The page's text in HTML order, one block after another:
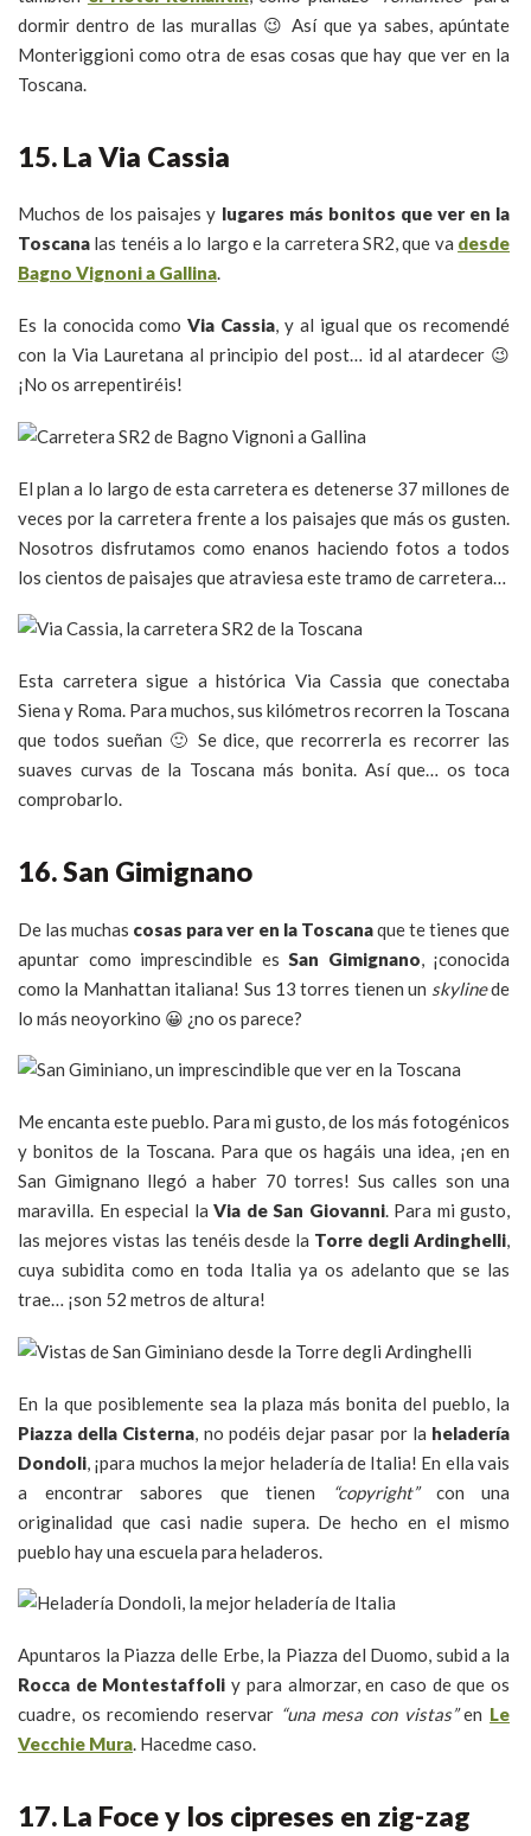
dormir dentro de las murallas 😉 Así que ya sabes, apúntate
Monteriggioni como otra de esas cosas que hay que ver en la
Toscana.
15. La Via Cassia
Muchos de los paisajes y lugares más bonitos que ver en la
Toscana las tenéis a lo largo e la carretera SR2, que va desde
Bagno Vignoni a Gallina.
Es la conocida comoVia Cassia, y al igual que os recomendé
con la Via Lauretana al principio del post… id al atardecer 😉
¡No os arrepentiréis!
El plan a lo largo de esta carretera es detenerse 37 millones de
veces por la carretera frente a los paisajes que más os gusten.
Nosotros disfrutamos como enanos haciendo fotos a todos
los cientos de paisajes que atraviesa este tramo de carretera…
Esta carretera sigue a histórica Via Cassia que conectaba
Siena y Roma. Para muchos, sus kilómetros recorren la Toscana
que todos sueñan 🙂 Se dice, que recorrerla es recorrer las
suaves curvas de la Toscana más bonita. Así que… os toca
comprobarlo.
16. San Gimignano
De las muchas cosas para ver en la Toscanaque te tienes que
apuntar como imprescindible es San Gimignano , ¡conocida
como la Manhattan italiana! Sus 13 torres tienen un skylinede
lo más neoyorkino 😀 ¿no os parece?
Me encanta este pueblo. Para mi gusto, de los más fotogénicos
y bonitos de la Toscana. Para que os hagáis una idea, ¡en en
San Gimignano llegó a haber 70 torres! Sus calles son una
maravilla. En especial laVia de San Giovanni. Para mi gusto,
las mejores vistas las tenéis desde la Torre degli Ardinghelli,
cuya subidita como en toda Italia ya os adelanto que se las
trae… ¡son 52 metros de altura!
En la que posiblemente sea la plaza más bonita del pueblo, la
Piazza della Cisterna , no podéis dejar pasar por la heladería
Dondoli , ¡para muchos la mejor heladería de Italia! En ella vais
a encontrar sabores que tienen
“copyright”con una
originalidad que casi nadie supera. De hecho en el mismo
pueblo hay una escuela para heladeros.
Apuntaros la Piazza delle Erbe, la Piazza del Duomo, subid a la
Rocca de Montestaffoli y para almorzar, en caso de que os
cuadre, os recomiendo reservar “una mesa con vistas”en Le
Vecchie Mura. Hacedme caso.
17. La Foce y los cipreses en zig-zag